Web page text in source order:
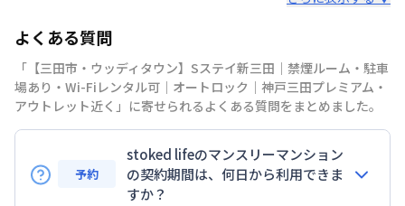
禁煙・喫煙
交通
神戸電鉄公園都市線 南ウッディタウン駅徒
歩28 分
福知山線
新三田駅 徒歩 8分
福知山線三田駅徒歩32分
定員
2名
よくある質問
「【三田市・ウッディタウン】Sステイ新三田｜禁煙ルーム・駐車
場あり・Wi-Fiレンタル可｜オートロック｜神戸三田プレミアム・
アウトレット近く」に寄せられるよくある質問をまとめました。
予約
stoked lifeのマンスリーマンション
の契約期間は、何日から利用できま
すか？